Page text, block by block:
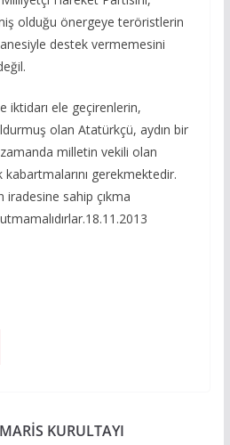
olduğu önergeye teröristlerin
destek vermemesini
iktidarı ele geçirenlerin,
olan Atatürkçü, aydın bir
milletin vekili olan
gerekmektedir.
sahip çıkma
KURULTAYI